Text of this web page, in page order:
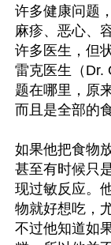
许多健康问题
麻疹、恶心、
许多医生，但
雷克医生（Dr.
题在哪里，原
而且是全部的
如果他把食物
甚至有时候只
现过敏反应。
物就好想吃，
不过他知道如